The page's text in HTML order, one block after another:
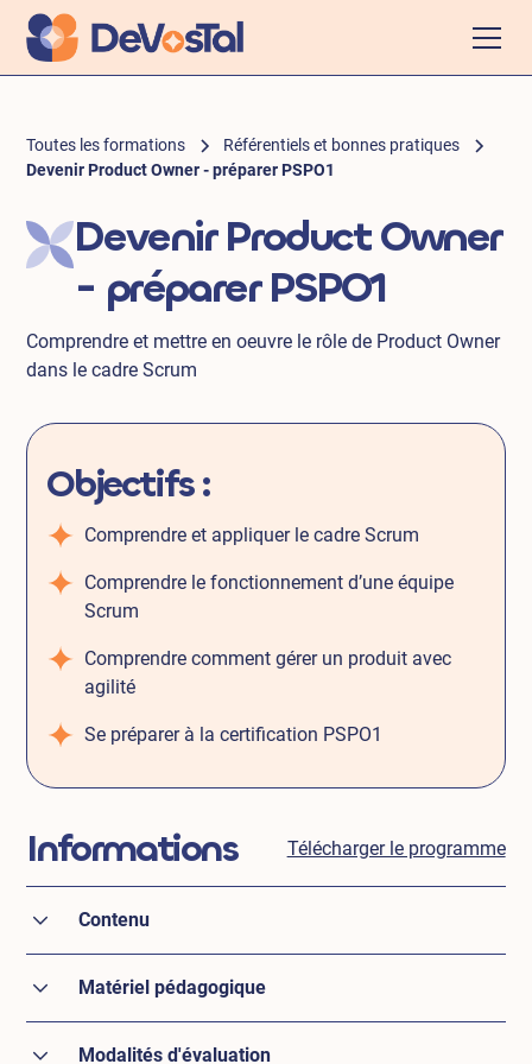
Toutes les formations
Référentiels et bonnes pratiques
Devenir Product Owner - préparer PSPO1
Devenir Product Owner
- préparer PSPO1
Comprendre et mettre en oeuvre le rôle de Product Owner
dans le cadre Scrum
Objectifs :
Comprendre et appliquer le cadre Scrum
Comprendre le fonctionnement d’une équipe
Scrum
Comprendre comment gérer un produit avec
agilité
Se préparer à la certification PSPO1
Informations Télécharger le programme
Contenu
Rappels sur les principes de l’Agilité
Le cadre Scrum
Matériel pédagogique
Modalités d'évaluation